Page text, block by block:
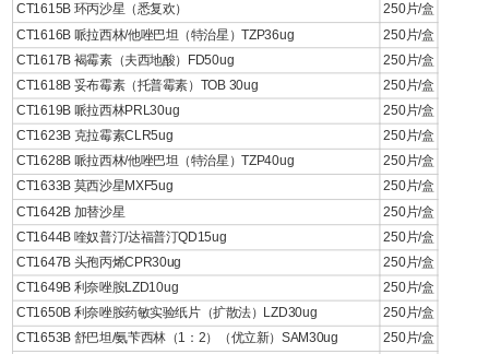
CT1615B 环丙沙星（悉复欢） 250片/盒
CT1616B 哌拉西林/他唑巴坦（特治星）TZP36ug
250片/盒
CT1617B 褐霉素（夫西地酸）FD50ug
250片/盒
CT1618B 妥布霉素（托普霉素）TOB 30ug
250片/盒
CT1619B 哌拉西林PRL30ug
250片/盒
CT1623B 克拉霉素CLR5ug
250片/盒
CT1628B 哌拉西林/他唑巴坦（特治星）TZP40ug
250片/盒
CT1633B 莫西沙星MXF5ug
250片/盒
CT1642B 加替沙星
250片/盒
CT1644B 喹奴普汀/达福普汀QD15ug
250片/盒
CT1647B 头孢丙烯CPR30ug
250片/盒
CT1649B 利奈唑胺LZD10ug
250片/盒
CT1650B 利奈唑胺药敏实验纸片（扩散法）LZD30ug
250片/盒
CT1653B 舒巴坦/氨苄西林（1：2）（优立新）SAM30ug
250片/盒